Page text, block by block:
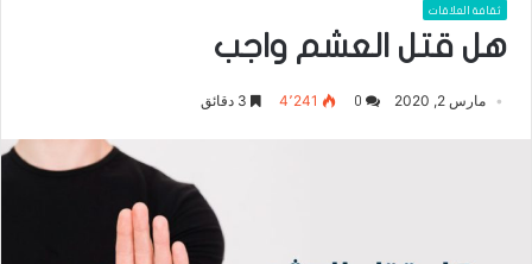
ثقافة العلاقات
هل قتل العشم واجب
مارس 2, 2020 4٬241